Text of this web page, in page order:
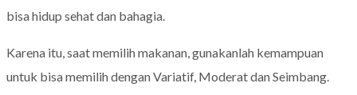
bisa hidup sehat dan bahagia.
Karena itu, saat memilih makanan, gunakanlah kemampuan
untuk bisa memilih dengan Variatif, Moderat dan Seimbang.